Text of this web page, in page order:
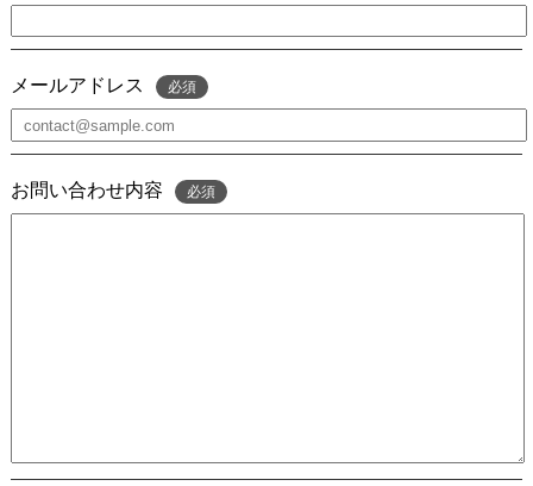
メールアドレス 必須
お問い合わせ内容 必須